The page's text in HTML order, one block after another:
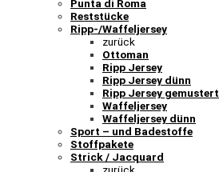
Punta di Roma
Reststücke
Ripp-/Waffeljersey
zurück
Ottoman
Ripp Jersey
Ripp Jersey dünn
Ripp Jersey gemustert
Waffeljersey
Waffeljersey dünn
Sport – und Badestoffe
Stoffpakete
Strick / Jacquard